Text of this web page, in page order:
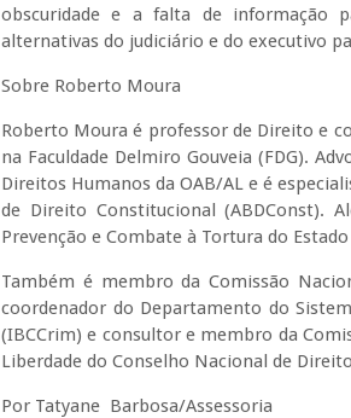
obscuridade e a falta de informação
alternativas do judiciário e do executivo
Sobre Roberto Moura
Roberto Moura é professor de Direito e
na Faculdade Delmiro Gouveia (FDG).
Direitos Humanos da OAB/AL e é
de Direito Constitucional (ABDConst).
Prevenção e Combate à Tortura do
Também é membro da Comissão
coordenador do Departamento do
(IBCCrim) e consultor e membro da
Liberdade do Conselho Nacional de
Por Tatyane Barbosa/Assessoria